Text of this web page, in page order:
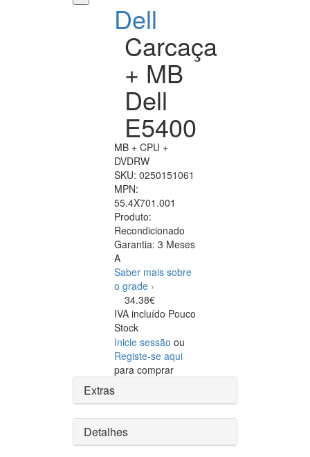
Dell
Carcaça
+ MB
Dell
E5400
MB + CPU +
DVDRW
SKU: 0250151061
MPN:
55.4X701.001
Produto:
Recondicionado
Garantia: 3 Meses
A
Saber mais sobre
o grade ›
34.38€
IVA incluído Pouco
Stock
Inicie sessão ou
Registe-se aqui
para comprar
Extras
Detalhes